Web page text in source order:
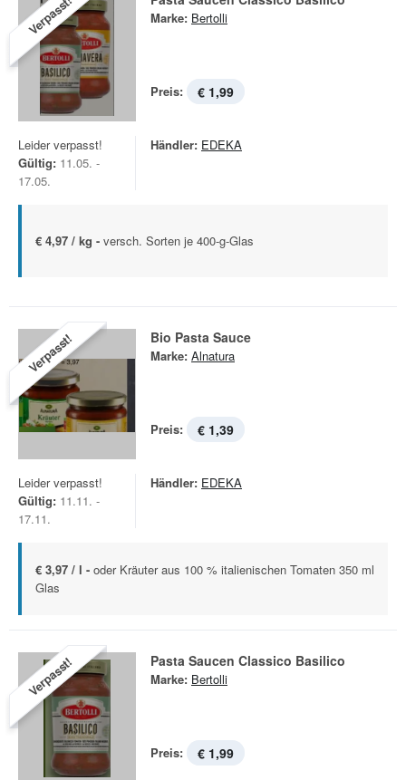
Verpasst! Marke: Bertolli
Preis: € 1,99
Leider verpasst!
Gültig: 11.05. -
17.05.
Händler: EDEKA
€ 4,97 / kg - versch. Sorten je 400-g-Glas
Verpasst! Bio Pasta Sauce
Marke: Alnatura
Preis: € 1,39
Leider verpasst!
Gültig: 11.11. -
17.11.
Händler: EDEKA
€ 3,97 / l - oder Kräuter aus 100 % italienischen Tomaten 350 ml
Glas
Verpasst! Pasta Saucen Classico Basilico
Marke: Bertolli
Preis: € 1,99